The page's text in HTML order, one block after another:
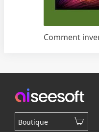
Comment
Boutique